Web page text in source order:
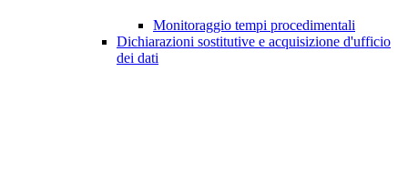
Monitoraggio tempi procedimentali
Dichiarazioni sostitutive e acquisizione d'ufficio
dei dati